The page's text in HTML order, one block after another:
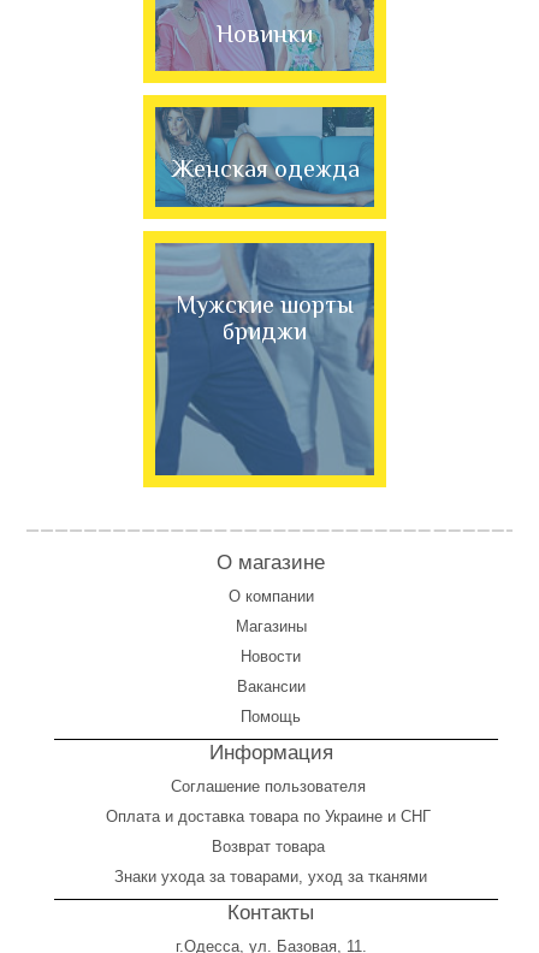
Новинки
Женская одежда
Мужские шорты
бриджи
О магазине
О компании
Магазины
Новости
Вакансии
Помощь
Информация
Соглашение пользователя
Оплатаи доставка товара по Украине и СНГ
Возврат товара
Знаки ухода за товарами, уход за тканями
Контакты
г.Одесса, ул. Базовая, 11.